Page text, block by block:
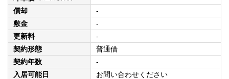
償却
-
敷金
-
更新料
-
契約形態
普通借
契約年数
-
入居可能日
お問い合わせください